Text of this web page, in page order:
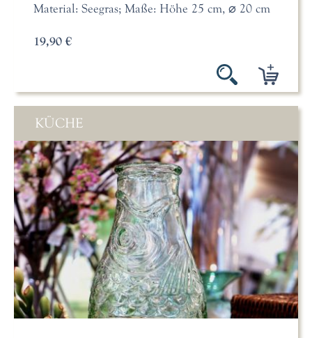
Material: Seegras; Maße: Höhe 25 cm, ⌀ 20 cm
19,90 €
KÜCHE